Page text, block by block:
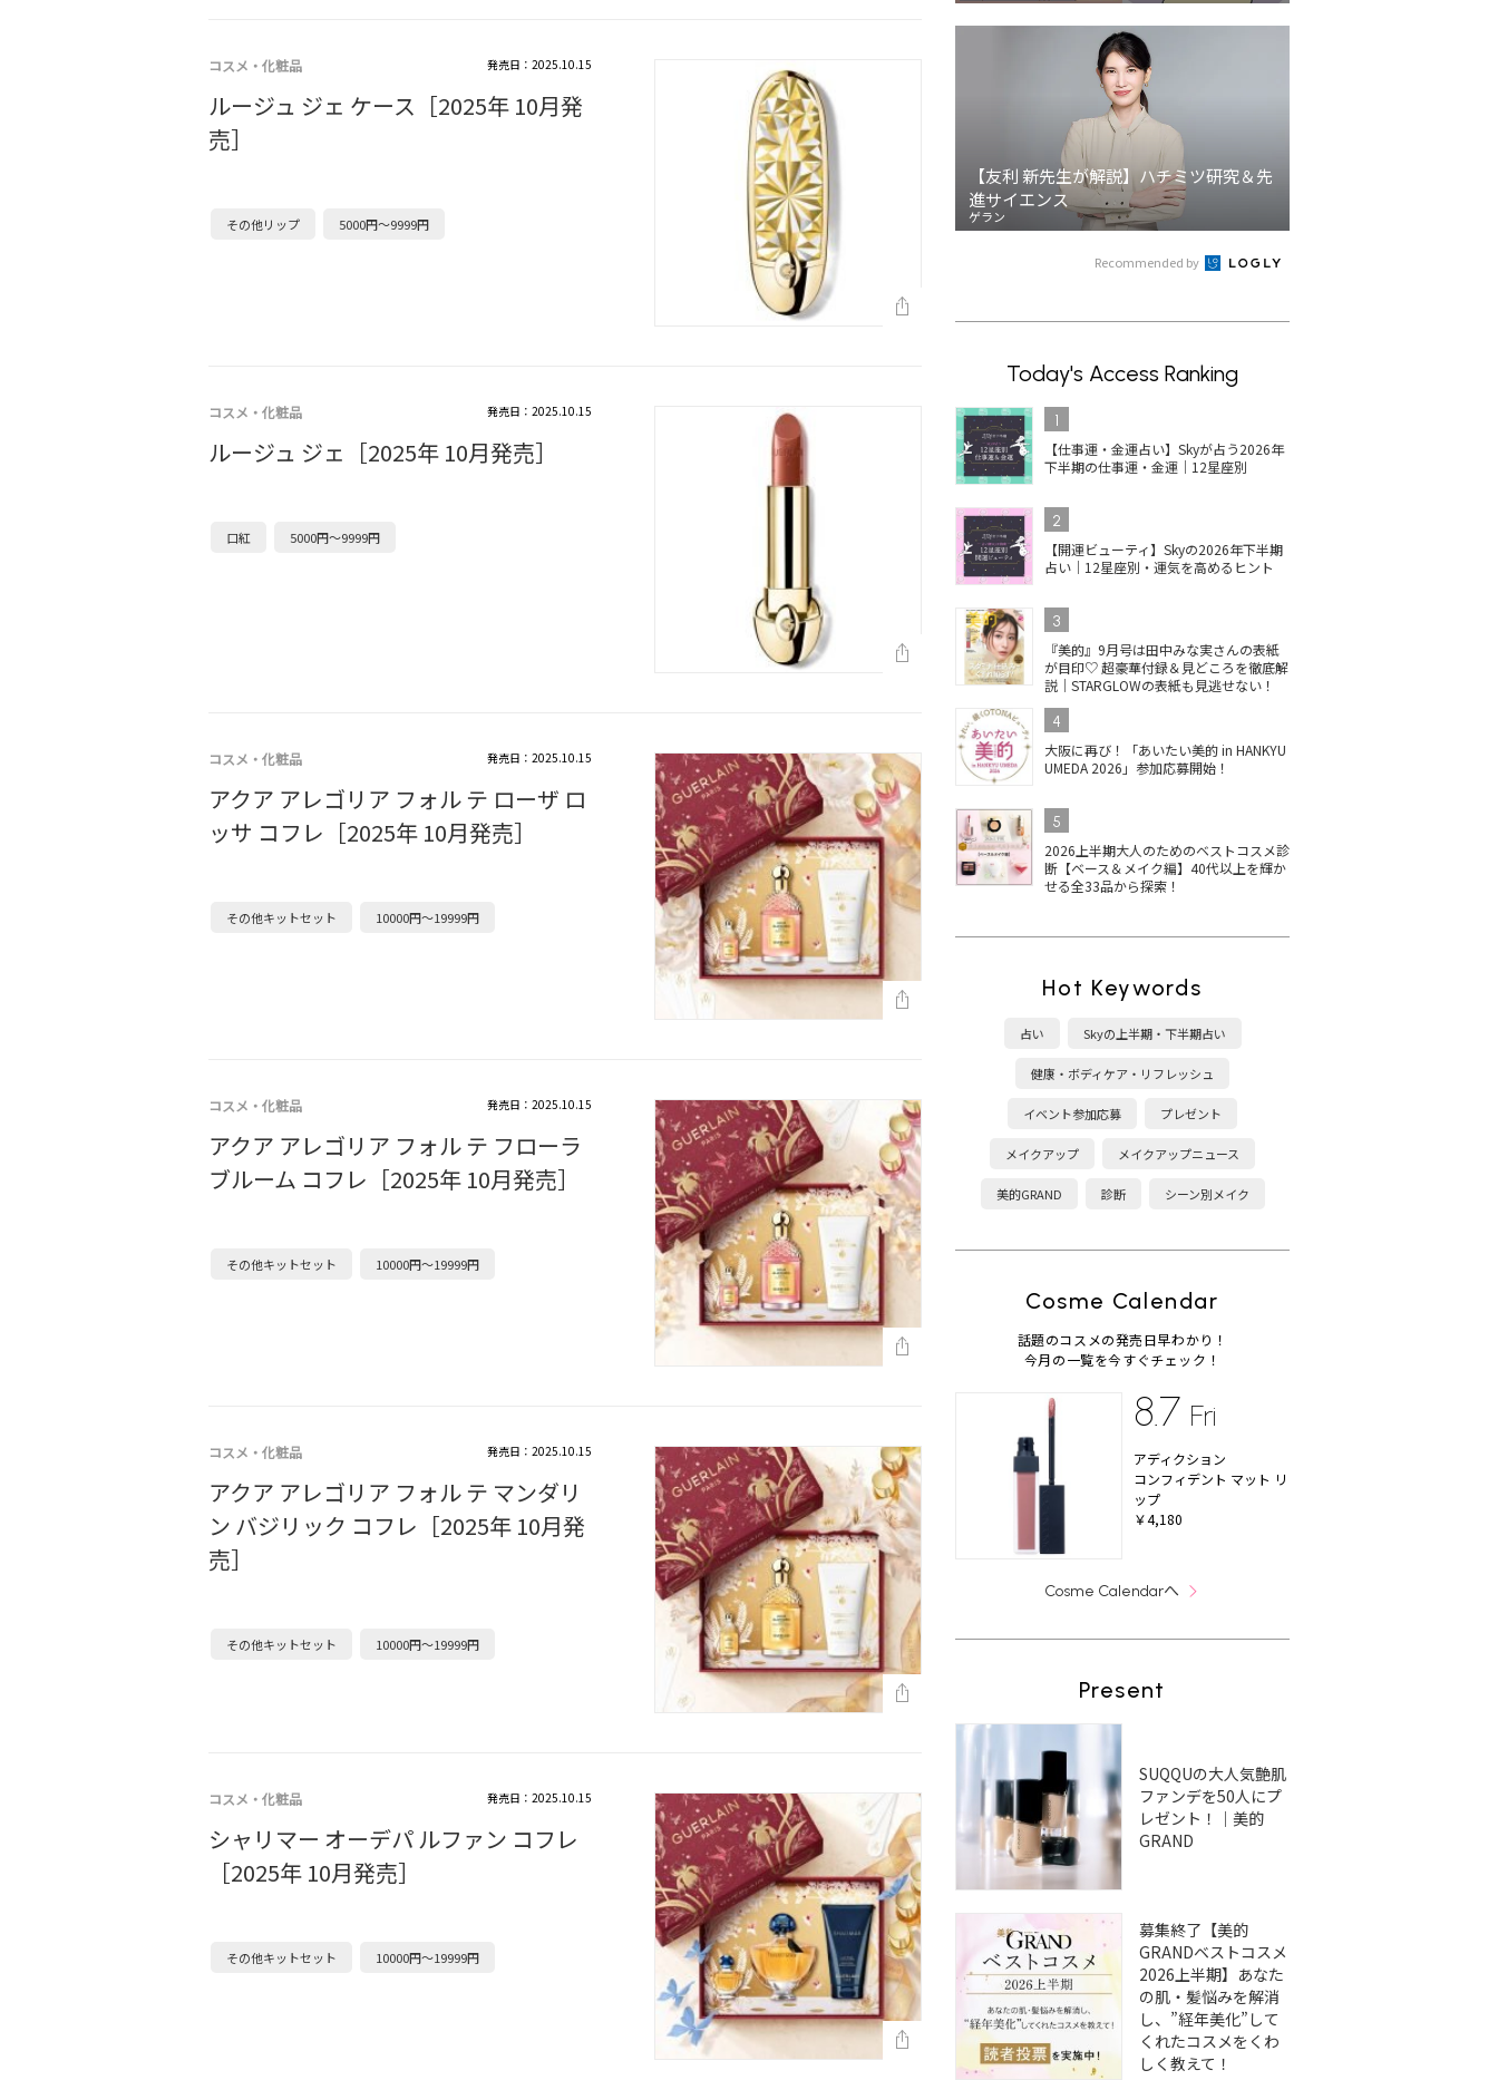
コスメ・化粧品 発売日：2025.10.15
ルージュ ジェ ケース［2025年 10月発
売］
その他リップ 5000円～9999円
コスメ・化粧品 発売日：2025.10.15
ルージュ ジェ［2025年 10月発売］
口紅 5000円～9999円
コスメ・化粧品 発売日：2025.10.15
アクア アレゴリア フォル テ ローザ ロ
ッサ コフレ［2025年 10月発売］
その他キットセット 10000円～19999円
コスメ・化粧品 発売日：2025.10.15
アクア アレゴリア フォル テ フローラ
ブルーム コフレ［2025年 10月発売］
その他キットセット 10000円～19999円
コスメ・化粧品 発売日：2025.10.15
アクア アレゴリア フォル テ マンダリ
ン バジリック コフレ［2025年 10月発
売］
その他キットセット 10000円～19999円
コスメ・化粧品 発売日：2025.10.15
シャリマー オーデパ ルファン コフレ
［2025年 10月発売］
その他キットセット 10000円～19999円
【友利 新先生が解説】ハチミツ研究＆先
進サイエンス
ゲラン
Recommended by
Today's Access Ranking
1
【仕事運・金運占い】Skyが占う2026年
下半期の仕事運・金運｜12星座別
2
【開運ビューティ】Skyの2026年下半期
占い｜12星座別・運気を高めるヒント
3
『美的』9月号は田中みな実さんの表紙
が目印♡ 超豪華付録＆見どころを徹底解
説｜STARGLOWの表紙も見逃せない！
4
大阪に再び！「あいたい美的 in HANKYU
UMEDA 2026」参加応募開始！
5
2026上半期大人のためのベストコスメ診
断【ベース＆メイク編】40代以上を輝か
せる全33品から探索！
Hot Keywords
占い Skyの上半期・下半期占い
健康・ボディケア・リフレッシュ
イベント参加応募 プレゼント
メイクアップ メイクアップニュース
美的GRAND 診断 シーン別メイク
Cosme Calendar
話題のコスメの発売日早わかり！
今月の一覧を今すぐチェック！
8.7 Fri
アディクション
コンフィデント マット リ
ップ
￥4,180
Cosme Calendarへ
Present
SUQQUの大人気艶肌
ファンデを50人にプ
レゼント！｜美的
GRAND
募集終了【美的
GRANDベストコスメ
2026上半期】あなた
の肌・髪悩みを解消
し、”経年美化”して
くれたコスメをくわ
しく教えて！